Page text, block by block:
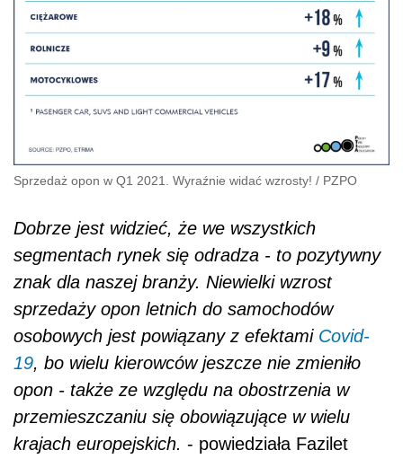
Sprzedaż opon w Q1 2021. Wyraźnie widać wzrosty! / PZPO
Dobrze jest widzieć, że we wszystkich
segmentach rynek się odradza - to pozytywny
znak dla naszej branży. Niewielki wzrost
sprzedaży opon letnich do samochodów
osobowych jest powiązany z efektami Covid-
19, bo wielu kierowców jeszcze nie zmieniło
opon - także ze względu na obostrzenia w
przemieszczaniu się obowiązujące w wielu
krajach europejskich. - powiedziała Fazilet